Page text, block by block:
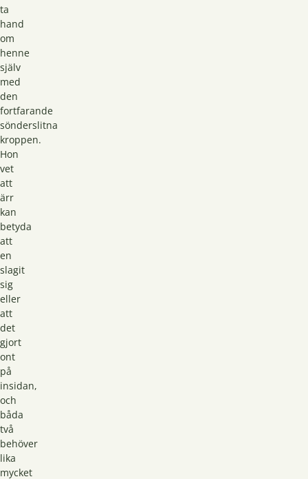
ta
hand
om
henne
själv
med
den
fortfarande
sönderslitna
kroppen.
Hon
vet
att
ärr
kan
betyda
att
en
slagit
sig
eller
att
det
gjort
ont
på
insidan,
och
båda
två
behöver
lika
mycket